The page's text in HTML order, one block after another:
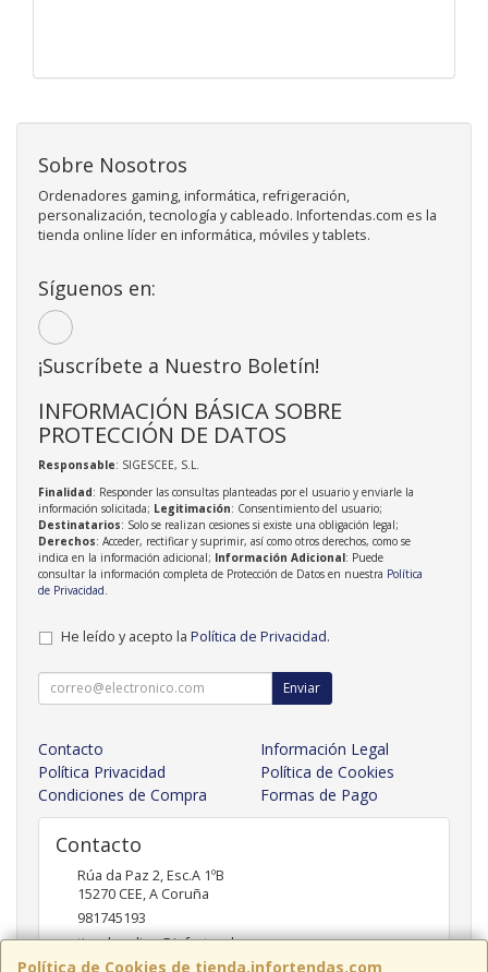
Política de Cookies de tienda.infortendas.com
Sobre Nosotros
Ordenadores gaming, informática, refrigeración,
personalización, tecnología y cableado. Infortendas.com es la
tienda online líder en informática, móviles y tablets.
Síguenos en:
¡Suscríbete a Nuestro Boletín!
INFORMACIÓN BÁSICA SOBRE
PROTECCIÓN DE DATOS
Responsable: SIGESCEE, S.L.
Finalidad: Responder las consultas planteadas por el usuario y enviarle la
información solicitada; Legitimación: Consentimiento del usuario;
Destinatarios: Solo se realizan cesiones si existe una obligación legal;
Derechos: Acceder, rectificar y suprimir, así como otros derechos, como se
indica en la información adicional; Información Adicional: Puede
consultar la información completa de Protección de Datos en nuestra Política
de Privacidad
He leído y acepto la Política de Privacidad.
Enviar
Contacto
Información Legal
Política Privacidad
Política de Cookies
Condiciones de Compra
Formas de Pago
Contacto
Rúa da Paz 2, Esc.A 1ºB
15270 CEE,A Coruña
981745193
tiendaonline@infortendas.com